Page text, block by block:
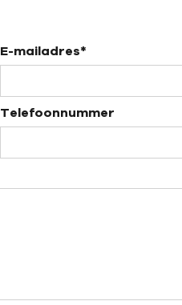
E-mailadres*
Telefoonnummer